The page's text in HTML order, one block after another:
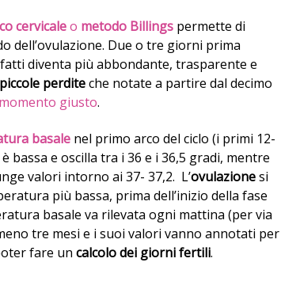
cervicaleo metodo Billings permette di
dell’ovulazione. Due o tre giorni prima
diventa più abbondante, trasparente e
perditeche notate a partire dal decimo
giusto.
basale nel primo arco del ciclo (i primi 12-
bassa e oscilla tra i 36 e i 36,5 gradi, mentre
valori intorno ai 37- 37,2. L’ovulazionesi
più bassa, prima dell’inizio della fase
basale va rilevata ogni mattina (per via
tre mesi e i suoi valori vanno annotati per
fare uncalcolo dei giorni fertili.